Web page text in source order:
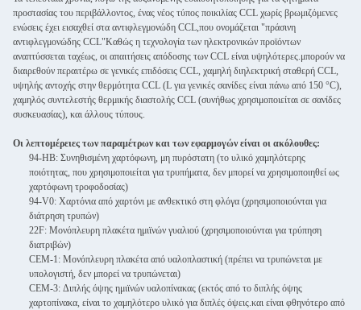
προστασίας του περιβάλλοντος, ένας νέος τύπος ποικιλίας CCL χωρίς βρωμιζόμενες
ενώσεις έχει εισαχθεί στα αντιφλεγμονώδη CCL,που ονομάζεται "πράσινη
αντιφλεγμονώδης CCL"Καθώς η τεχνολογία των ηλεκτρονικών προϊόντων
αναπτύσσεται ταχέως, οι απαιτήσεις απόδοσης των CCL είναι υψηλότερες.μπορούν να
διαιρεθούν περαιτέρω σε γενικές επιδόσεις CCL, χαμηλή διηλεκτρική σταθερή CCL,
υψηλής αντοχής στην θερμότητα CCL (L για γενικές σανίδες είναι πάνω από 150 °C),
χαμηλός συντελεστής θερμικής διαστολής CCL (συνήθως χρησιμοποιείται σε σανίδες
συσκευασίας), και άλλους τύπους.
Οι λεπτομέρειες των παραμέτρων και των εφαρμογών είναι οι ακόλουθες:
94-HB: Συνηθισμένη χαρτόφωνη, μη πυρόστατη (το υλικό χαμηλότερης
ποιότητας, που χρησιμοποιείται για τρυπήματα, δεν μπορεί να χρησιμοποιηθεί ως
χαρτόφωνη τροφοδοσίας)
94-V0: Χαρτόνια από χαρτόνι με ανθεκτικό στη φλόγα (χρησιμοποιούνται για
διάτρηση τρυπών)
22F: Μονόπλευρη πλακέτα ημιϊνών γυαλιού (χρησιμοποιούνται για τρύπηση
διατριβών)
CEM-1: Μονόπλευρη πλακέτα από υαλοπλαστική (πρέπει να τρυπώνεται με
υπολογιστή, δεν μπορεί να τρυπώνεται)
CEM-3: Διπλής όψης ημιϊνών υαλοπίνακας (εκτός από το διπλής όψης
χαρτοπίνακα, είναι το χαμηλότερο υλικό για διπλές όψεις.και είναι φθηνότερο από